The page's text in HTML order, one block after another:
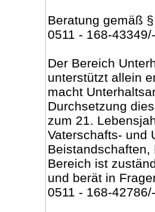
Beratung gemäß
0511 - 168-
Der Bereich
unterstützt allein
macht
Durchsetzung
zum 21.
Vaterschafts- und
Beistandschaften,
Bereich ist
und berät in
0511 - 168-